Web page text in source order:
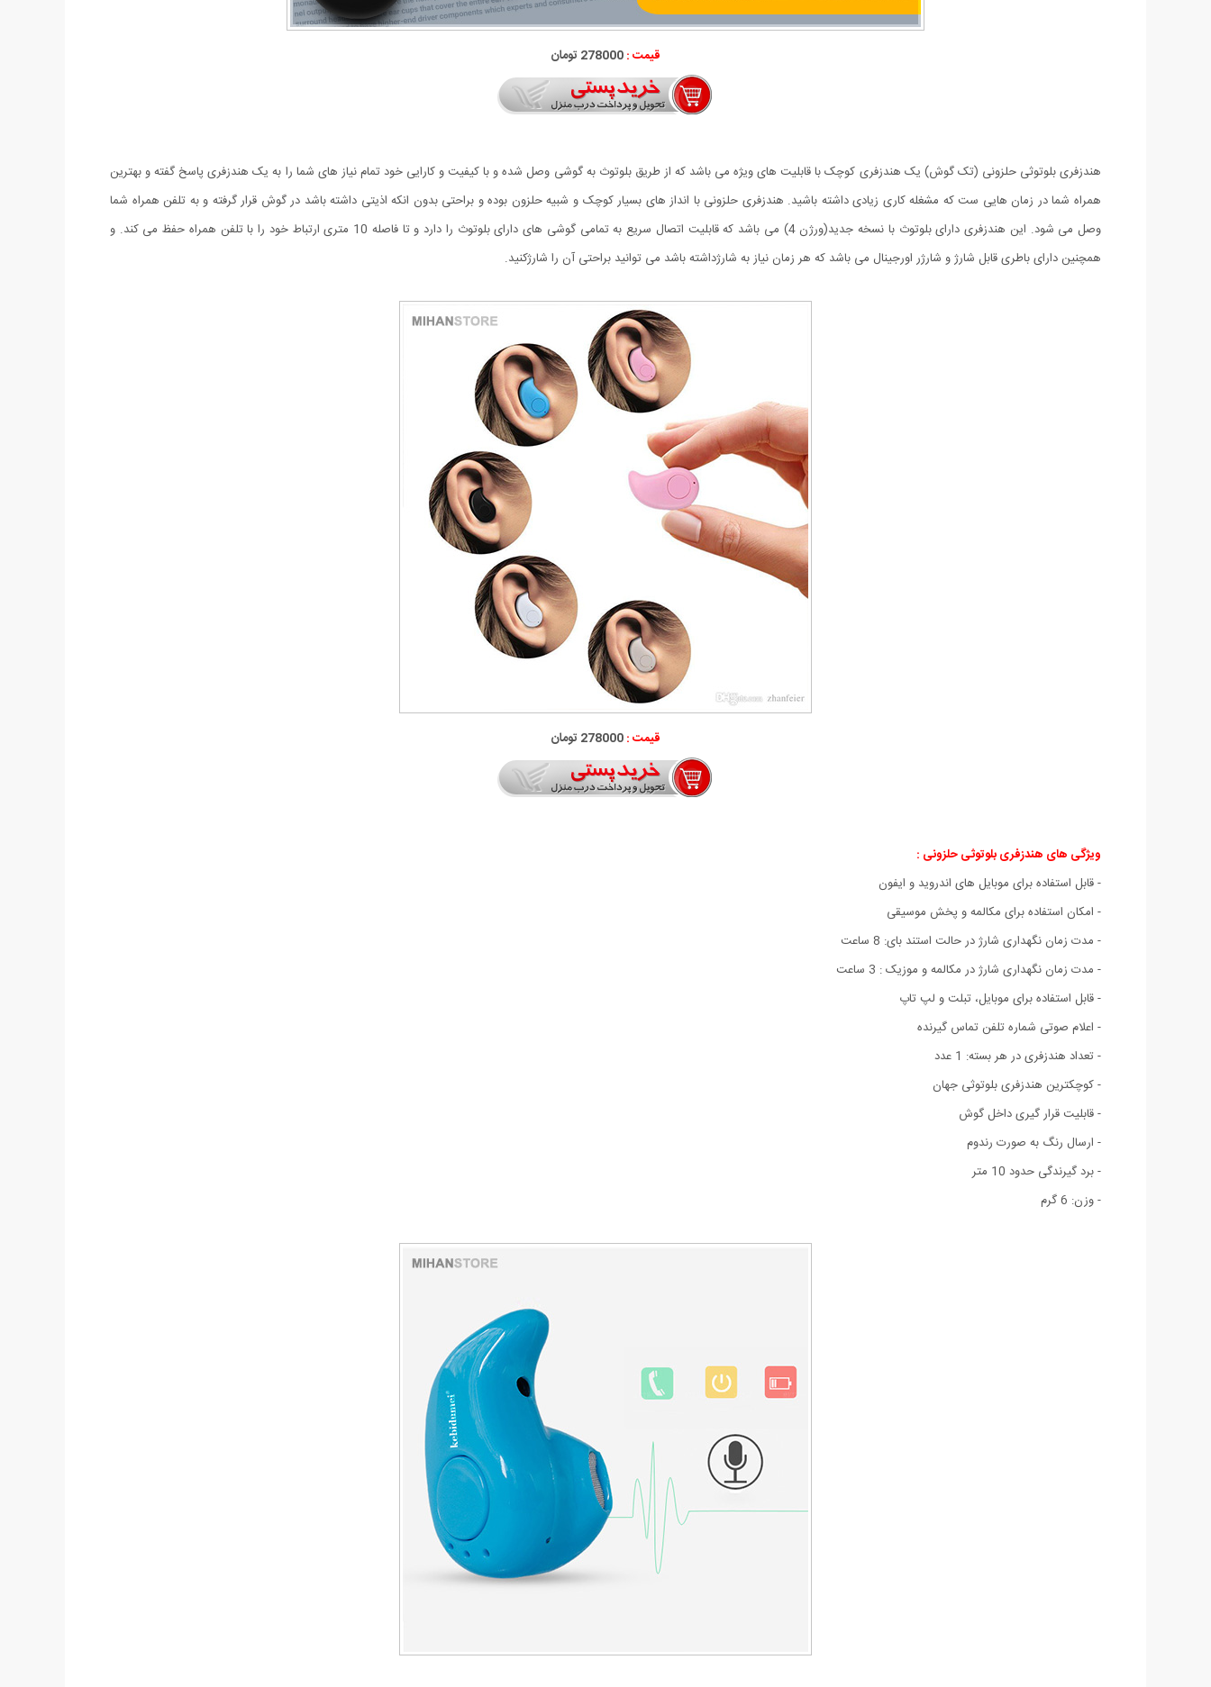
قیمت :278000 تومان
هندزفری بلوتوثی حلزونی (تک گوش) یک هندزفری کوچک با قابلیت های ویژه می باشد که از طریق بلوتوث به گوشی وصل شده و با کیفیت و کارایی خود تمام نیاز های شما را به یک هندزفری پاسخ گفته و بهترین
همراه شما در زمان هایی ست که مشغله کاری زیادی داشته باشید. هندزفری حلزونی با انداز های بسیار کوچک و شبیه حلزون بوده و براحتی بدون انکه اذیتی داشته باشد در گوش قرار گرفته و به تلفن همراه شما
وصل می شود. این هندزفری دارای بلوتوث با نسخه جدید(ورژن 4) می باشد که قابلیت اتصال سریع به تمامی گوشی های دارای بلوتوث را دارد و تا فاصله 10 متری ارتباط خود را با تلفن همراه حفظ می کند. و
همچنین دارای باطری قابل شارژ و شارژر اورجینال می باشد که هر زمان نیاز به شارژداشته باشد می توانید براحتی آن را شارژکنید.
قیمت :278000 تومان
ویژگی های هندزفری بلوتوثی حلزونی :
- قابل استفاده برای موبایل های اندروید و ایفون
- امکان استفاده برای مکالمه و پخش موسیقی
- مدت زمان نگهداری شارژ در حالت استند بای: 8 ساعت
- مدت زمان نگهداری شارژ در مکالمه و موزیک : 3 ساعت
- قابل استفاده برای موبایل، تبلت و لپ تاپ
- اعلام صوتی شماره تلفن تماس گیرنده
- تعداد هندزفری در هر بسته: 1 عدد
- کوچکترین هندزفری بلوتوثی جهان
- قابلیت قرار گیری داخل گوش
- ارسال رنگ به صورت رندوم
- برد گیرندگی حدود 10 متر
- وزن: 6 گرم